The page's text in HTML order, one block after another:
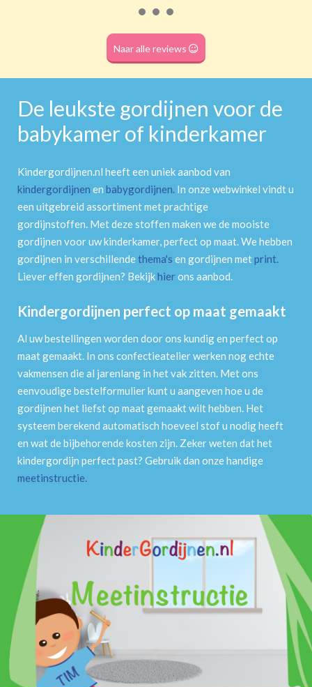
(dubbele tunnel)
Naar alle reviews
De leukste gordijnen voor de
babykamer of kinderkamer
Kindergordijnen.nl heeft een uniek aanbod van
kindergordijnen en babygordijnen. In onze webwinkel vindt u
een uitgebreid assortiment met prachtige
gordijnstoffen. Met deze stoffen maken we de mooiste
gordijnen voor uw kinderkamer, perfect op maat. We hebben
gordijnen in verschillendethema's en gordijnen metprint.
Liever effen gordijnen? Bekijkhierons aanbod.
Kindergordijnen perfect op maat gemaakt
Al uw bestellingen worden door ons kundig en perfect op
maat gemaakt. In ons confectieatelier werken nog echte
vakmensen die al jarenlang in het vak zitten. Met ons
eenvoudige bestelformulier kunt u aangeven hoe u de
gordijnen het liefst op maat gemaakt wilt hebben. Het
systeem berekend automatisch hoeveel stof u nodig heeft
en wat de bijbehorende kosten zijn. Zeker weten dat het
kindergordijn perfect past? Gebruik dan onze handige
meetinstructie.